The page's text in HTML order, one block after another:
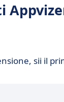
sii il